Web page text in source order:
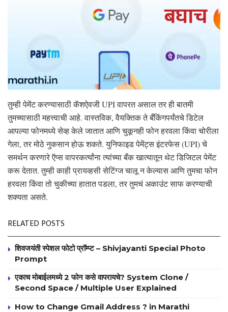
तुम्ही पेमेंट करण्यासाठी कॅशऐवजी UPI वापरत असाल तर ही बातमी
तुमच्यासाठी महत्त्वाची आहे. वास्तविक, वैयक्तिक ते बँकिंगपर्यंतचे डिटेल
आपल्या फोनमध्ये सेव्ह केले जातात आणि चुकूनही फोन हरवला किंवा चोरीला
गेला, तर मोठे नुकसान होऊ शकते. युनिफाइड पेमेंट्स इंटरफेस (UPI) चे
समर्थन करणारे ऍप्स वापरकर्त्यांना त्यांच्या बँक खात्यातून थेट डिजिटल पेमेंट
करू देतात. तुम्ही काही प्रायव्हसी सेटिंग्ज चालू न केल्यास आणि तुमचा फोन
हरवला किंवा तो चुकीच्या हातात पडला, तर तुमचं अकाउंट साफ करण्याची
शक्यता असते.
RELATED POSTS
शिवजयंती स्पेशल फोटो प्रॉम्प्ट – Shivjayanti Special Photo
Prompt
एकाच मोबाईलमध्ये 2 फोन कसे वापरायचे? System Clone /
Second Space / Multiple User Explained
How to Change Gmail Address ? in Marathi